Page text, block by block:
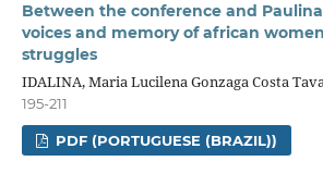
Between the conference and Paulina
voices and memory of african
struggles
IDALINA, Maria Lucilena Gonzaga Costa
195-211
PDF (PORTUGUESE (BRAZIL))